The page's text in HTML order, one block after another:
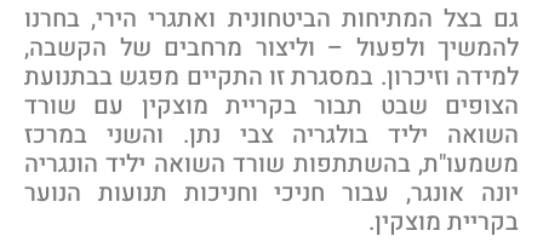
בצל המתיחות הביטחונית ואתגרי הירי, בחרנו
ולפעול – וליצור מרחבים של הקשבה,
וזיכרון. במסגרת זו התקיים מפגש בבתנועת
שבט תבור בקריית מוצקין עם שורד
יליד בולגריה צבי נתן. והשני במרכז
בהשתתפות שורד השואה יליד הונגריה
אונגר, עבור חניכי וחניכות תנועות הנוער
מוצקין.